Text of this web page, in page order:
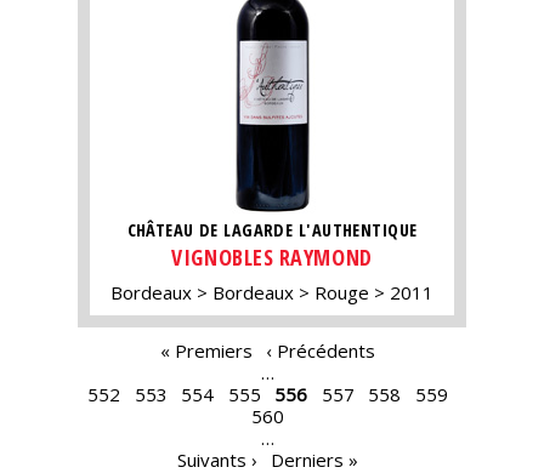
CHÂTEAU DE LAGARDE L'AUTHENTIQUE
VIGNOBLES RAYMOND
Bordeaux Bordeaux Rouge 2011
« Premiers
‹ Précédents
…
552
553 554 555 556 557 558
559
560
…
Suivants ›
Derniers »